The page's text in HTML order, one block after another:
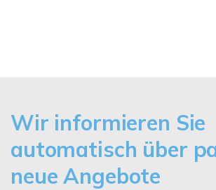
Wir informieren Sie
automatisch über
neue Angebote